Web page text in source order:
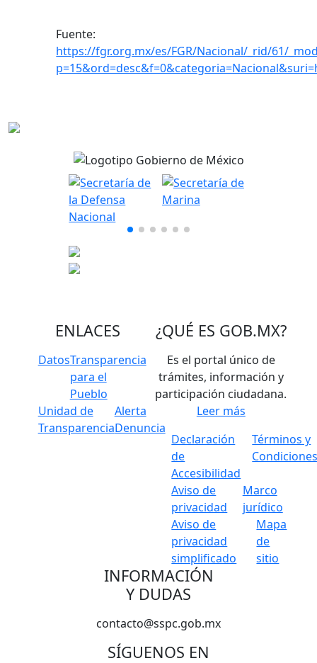
Fuente:
https://fgr.org.mx/es/FGR/Nacional/_rid/61/
ENLACES
DatosTransparencia
para el
Pueblo
Unidad de
Transparencia
Alerta
Denuncia
¿QUÉ ES GOB.MX?
Es el portal único de
trámites, información y
participación ciudadana.
Leer más
Declaración
de
Accesibilidad
Términos y
Aviso de
privacidad
Marco
jurídico
Aviso de
privacidad
simplificado
Mapa
de
sitio
INFORMACIÓN
Y DUDAS
contacto@sspc.gob.mx
SÍGUENOS EN